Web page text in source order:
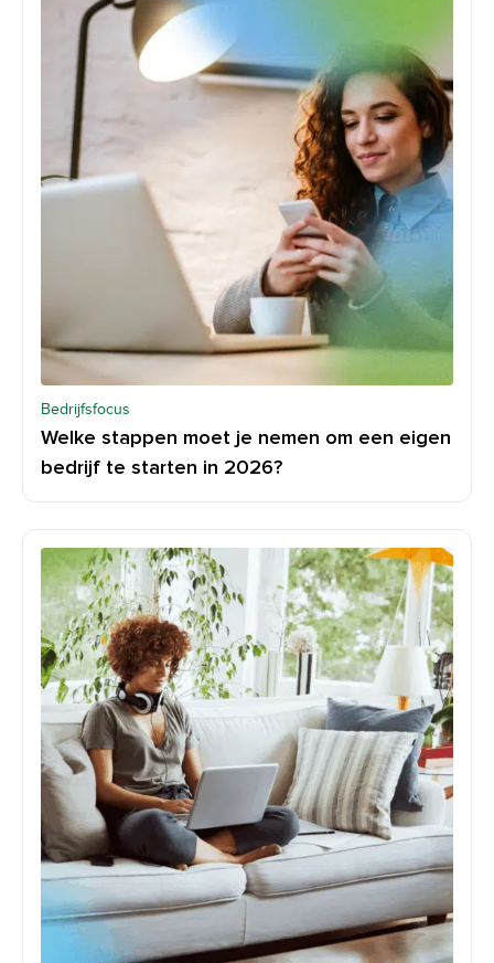
Bedrijfsfocus
Welke stappen moet je nemen om een eigen
bedrijf te starten in 2026?